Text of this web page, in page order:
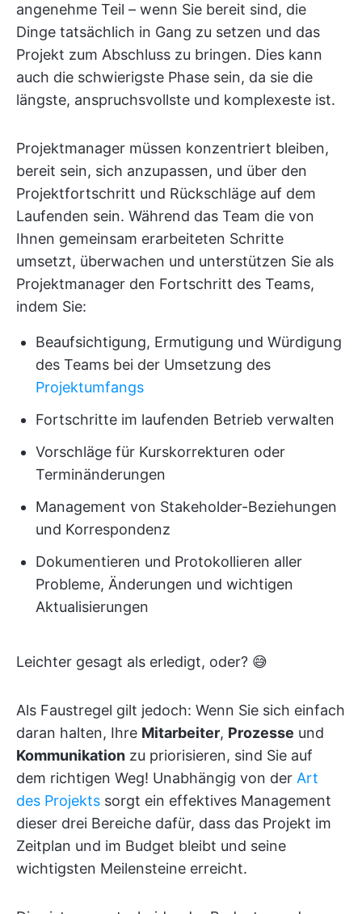
angenehme Teil – wenn Sie bereit sind, die
Dinge tatsächlich in Gang zu setzen und das
Projekt zum Abschluss zu bringen. Dies kann
auch die schwierigste Phase sein, da sie die
längste, anspruchsvollste und komplexeste ist.
Projektmanager müssen konzentriert bleiben,
bereit sein, sich anzupassen, und über den
Projektfortschritt und Rückschläge auf dem
Laufenden sein. Während das Team die von
Ihnen gemeinsam erarbeiteten Schritte
umsetzt, überwachen und unterstützen Sie als
Projektmanager den Fortschritt des Teams,
indem Sie:
Beaufsichtigung, Ermutigung und Würdigung
des Teams bei der Umsetzung des
Projektumfangs
Fortschritte im laufenden Betrieb verwalten
Vorschläge für Kurskorrekturen oder
Terminänderungen
Management von Stakeholder-Beziehungen
und Korrespondenz
Dokumentieren und Protokollieren aller
Probleme, Änderungen und wichtigen
Aktualisierungen
Leichter gesagt als erledigt, oder? 😅
Als Faustregel gilt jedoch: Wenn Sie sich einfach
daran halten, Ihre Mitarbeiter, Prozesse und
Kommunikation zu priorisieren, sind Sie auf
dem richtigen Weg! Unabhängig von der Art
des Projekts sorgt ein effektives Management
dieser drei Bereiche dafür, dass das Projekt im
Zeitplan und im Budget bleibt und seine
wichtigsten Meilensteine erreicht.